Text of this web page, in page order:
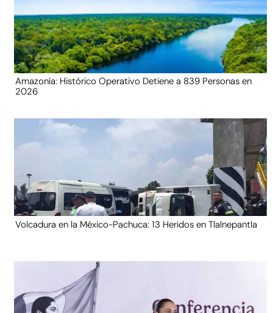
Amazonía: Histórico Operativo Detiene a 839 Personas en
2026
Volcadura en la México-Pachuca: 13 Heridos en Tlalnepantla